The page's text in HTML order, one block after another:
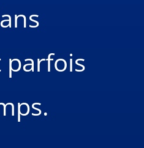
parfois